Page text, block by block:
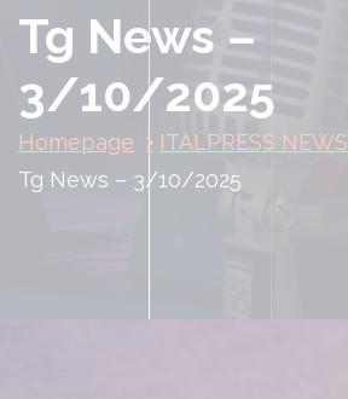
Tg News –
3/10/2025
Homepage
ITALPRESS NEWS
Tg News – 3/10/2025